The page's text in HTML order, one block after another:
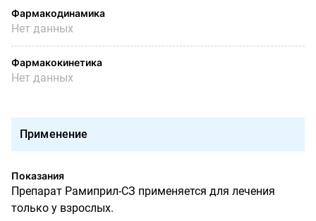
Фармакодинамика
Нет данных
Фармакокинетика
Нет данных
Применение
Показания
Препарат Рамиприл-СЗ применяется для лечения
только у взрослых.